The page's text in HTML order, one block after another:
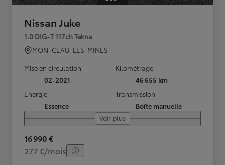
Nissan Juke
1.0 DIG-T 117ch Tekna
MONTCEAU-LES-MINES
Mise en circulation
02-2021
Kilométrage
46 655 km
Energie
Essence
Transmission
Boîte manuelle
Voir plus
16 990 €
277 €/mois